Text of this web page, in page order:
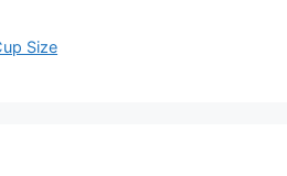
Size